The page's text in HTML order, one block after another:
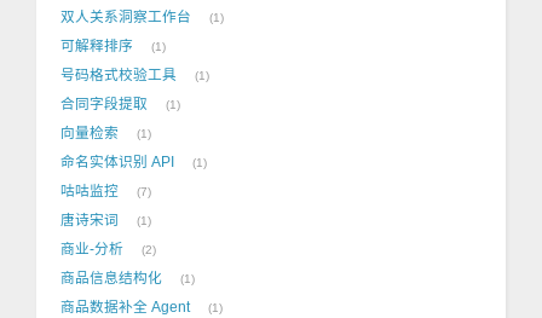
双人关系洞察工作台 1
可解释排序 1
号码格式校验工具 1
合同字段提取 1
向量检索 1
命名实体识别 API 1
咕咕监控 7
唐诗宋词 1
商业-分析 2
商品信息结构化 1
商品数据补全 Agent 1